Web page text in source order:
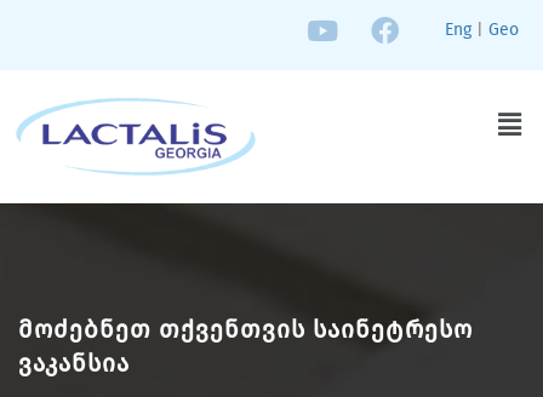
Eng Geo
ᲛᲝᲫᲔᲑᲜᲔᲗ ᲗᲥᲕᲔᲜᲗᲕᲘᲡ ᲡᲐᲘᲜᲔᲢᲠᲔᲡᲝ
ᲕᲐᲙᲐᲜᲡᲘᲐ